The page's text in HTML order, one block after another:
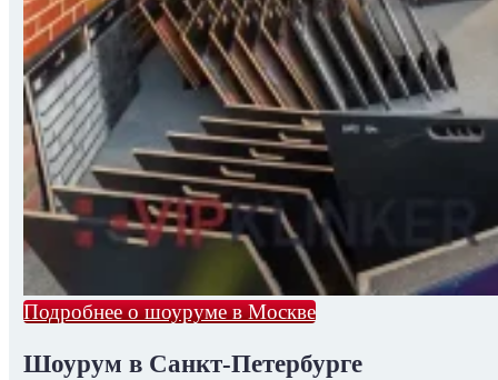
Подробнее о шоуруме в Москве
Шоурум в Санкт-Петербурге